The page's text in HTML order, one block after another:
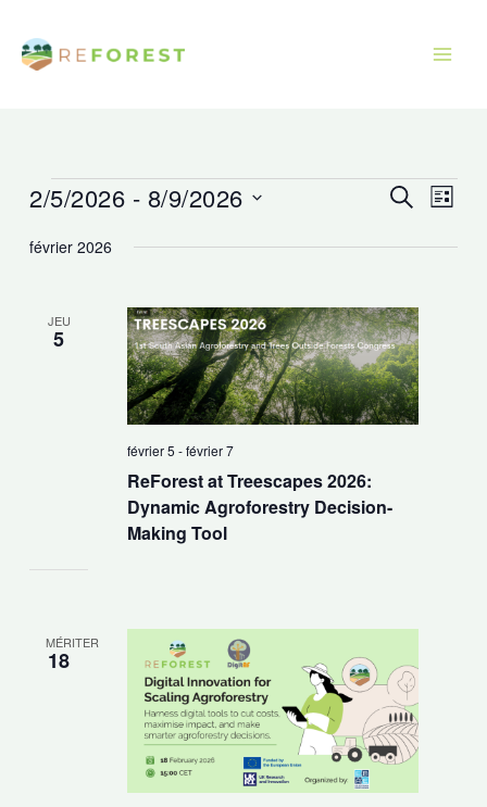
contenu
Évènements
Recherche
navigation
vues
Évènements
Recherche
vues
Liste
2/5/2026 - 8/9/2026
une
février 2026
JEU
5
ReForest at Treescapes 2026:
Dynamic Agroforestry Decision-
Making Tool
février 5 -février 7
MÉRITER
18